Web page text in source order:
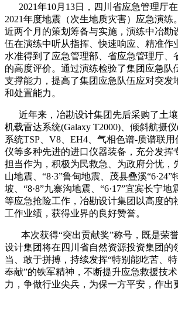
2021年10月13日，四川省应急管理厅
2021年度地震（次生地质灾害）应急演练
近两个月的策划筹备与实施，演练中冶勘
伍在演练中听从指挥、快速响应、精准作
水准得到了应急管理部、省应急管理厅、
的高度评价。通过演练检验了集团应急队
支撑能力，提高了集团应急队伍应对突发
和处置能力。
近年来，冶勘设计集团先后采购了土壤
机载雷达系统(Galaxy T2000)、倾斜航摄
系统TSP、V8、EH4、气相色谱-质谱联
仪等多种先进的进口仪器装备，充分发挥
担当作为，积极为民救急、为政府分忧，
山地震、“8·3”鲁甸地震、茂县叠溪“6·24”
坡、“8·8”九寨沟地震、“6·17”宜宾长宁地
等应急抢险工作，冶勘设计集团以高度的
工作业绩，获得业界的良好赞誉。
本次获得“突出贡献奖”称号，既是荣
设计集团将在四川省自然资源投资集团的
当、敢于拼搏，持续发挥“特别能吃苦、
奉献”的铁军精神，不断提升应急救援技
力，争做行业尖兵，为保一方平安，作出